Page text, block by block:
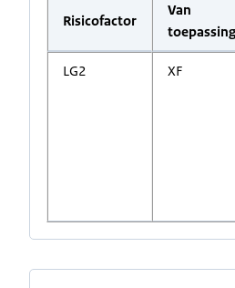
Risicofactor
Van
toepassing
LG2 XF